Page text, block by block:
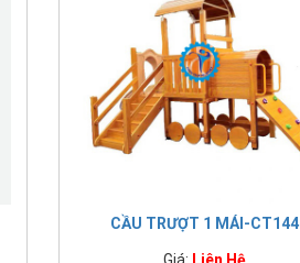
CẦU TRƯỢT 1 MÁI-CT144